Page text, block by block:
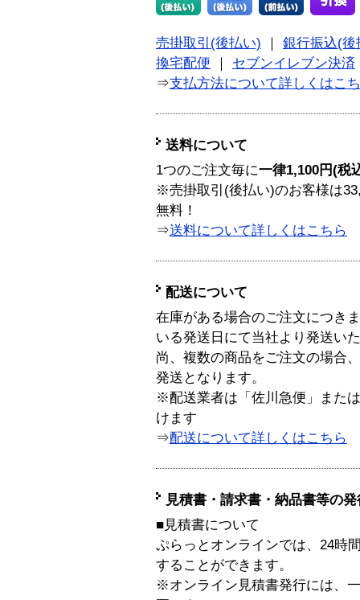
売掛取引(後払い)
銀行振込(後
換宅配便
セブンイレブン決済
⇒支払方法について詳しくはこ
送料について
1つのご注文毎に一律1,100円(税
※売掛取引(後払い)のお客様は
無料！
⇒送料について詳しくはこちら
配送について
在庫がある場合のご注文につき
いる発送日にて当社より発送い
尚、複数の商品をご注文の場合
発送となります。
※配送業者は「佐川急便」また
けます
⇒配送について詳しくはこちら
見積書・請求書・納品書等の
■見積書について
ぷらっとオンラインでは、24時
することができます。
※オンライン見積書発行には、